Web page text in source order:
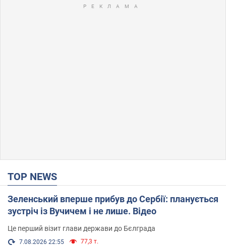
TOP NEWS
Зеленський вперше прибув до Сербії: планується
зустріч із Вучичем і не лише. Відео
Це перший візит глави держави до Бєлграда
7.08.2026 22:55 77,3 т.